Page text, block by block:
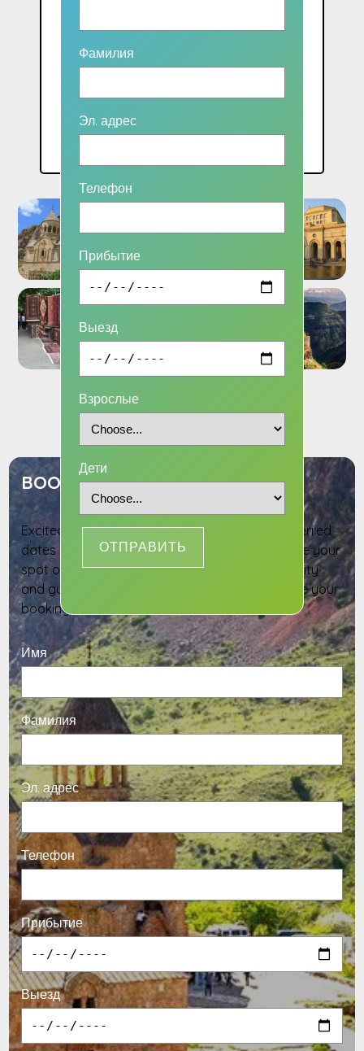
3 pax: 27000 AMD
5 pax: 18000 AMD
Included: English speaking guide
INQUIRY
BOOK YOUR TOUR DATES
Excited to join this adventure? Select your preferred
dates and provide your details below to reserve your
spot on this tour. Our team will confirm availability
and guide you through the next steps to secure your
booking
Имя
Фамилия
Эл. адрес
Телефон
Прибытие
Выезд
Фамилия
Эл. адрес
Телефон
Прибытие
Выезд
Взрослые
Дети
ОТПРАВИТЬ